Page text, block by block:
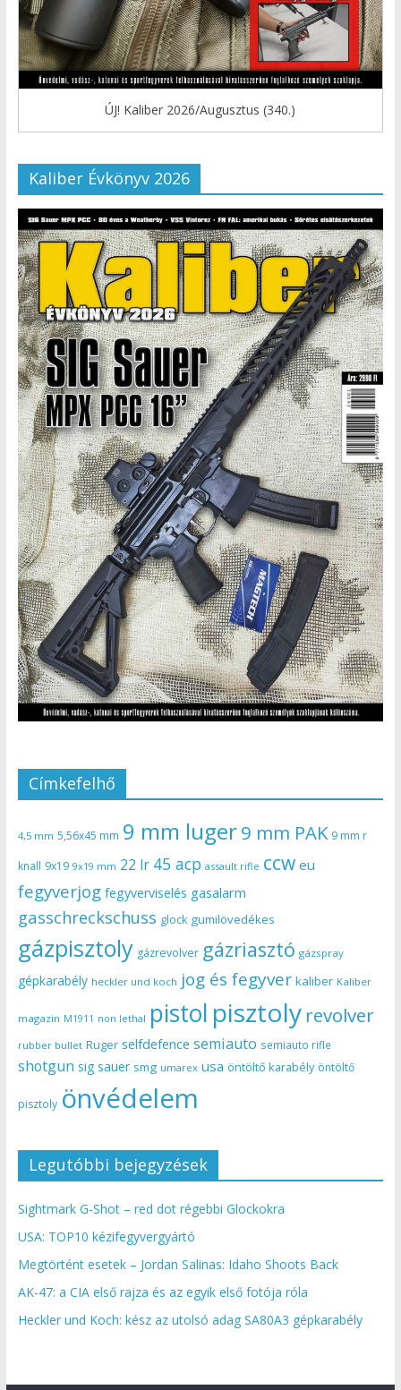
ÚJ! Kaliber 2026/Augusztus (340.)
Kaliber Évkönyv 2026
Címkefelhő
4,5 mm 5,56x45 mm 9 mm luger9 mm PAK 9 mm r
knall 9x19 9x19 mm 22 lr 45 acp assault rifle ccw eu
fegyverjog fegyverviselés gasalarm
gasschreckschuss glock gumilövedékes
gázpisztoly gázrevolver gázriasztó gázspray
gépkarabély heckler und koch jog és fegyver kaliber Kaliber
magazin M1911 non lethal pistol pisztoly revolver
rubber bullet Ruger selfdefence semiauto semiauto rifle
shotgun sig sauer smg umarex usa öntöltő karabély öntöltő
pisztoly önvédelem
Legutóbbi bejegyzések
Sightmark G-Shot – red dot régebbi Glockokra
USA: TOP10 kézifegyvergyártó
Megtörtént esetek – Jordan Salinas: Idaho Shoots Back
AK-47: a CIA első rajza és az egyik első fotója róla
Heckler und Koch: kész az utolsó adag SA80A3 gépkarabély